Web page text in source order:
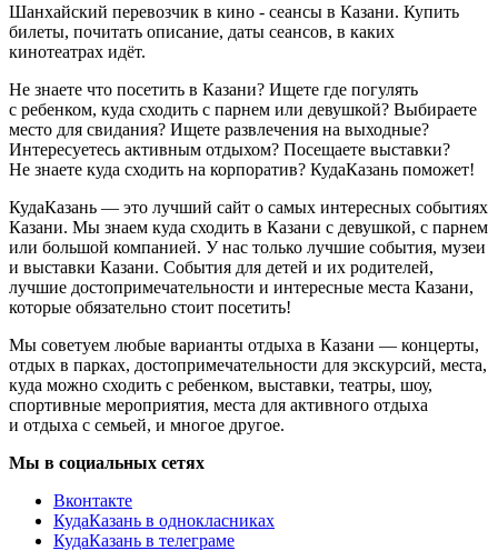
Шанхайский перевозчик в кино - сеансы в Казани. Купить
билеты, почитать описание, даты сеансов, в каких
кинотеатрах идёт.
Не знаете что посетить в Казани? Ищете где погулять
с ребенком, куда сходить с парнем или девушкой? Выбираете
место для свидания? Ищете развлечения на выходные?
Интересуетесь активным отдыхом? Посещаете выставки?
Не знаете куда сходить на корпоратив? КудаКазань поможет!
КудаКазань — это лучший сайт о самых интересных событиях
Казани. Мы знаем куда сходить в Казани с девушкой, с парнем
или большой компанией. У нас только лучшие события, музеи
и выставки Казани. События для детей и их родителей,
лучшие достопримечательности и интересные места Казани,
которые обязательно стоит посетить!
Мы советуем любые варианты отдыха в Казани — концерты,
отдых в парках, достопримечательности для экскурсий, места,
куда можно сходить с ребенком, выставки, театры, шоу,
спортивные мероприятия, места для активного отдыха
и отдыха с семьей, и многое другое.
Мы в социальных сетях
Вконтакте
КудаКазань в однокласниках
КудаКазань в телеграме